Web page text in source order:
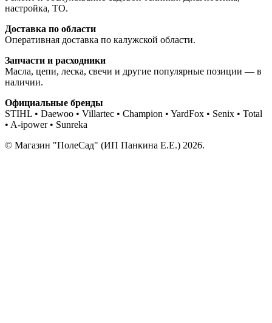
настройка, ТО.
Доставка по области
Оперативная доставка по калужской области.
Запчасти и расходники
Масла, цепи, леска, свечи и другие популярные позиции — в
наличии.
Официальные бренды
STIHL • Daewoo • Villartec • Champion • YardFox • Senix • Total
• A-ipower • Sunreka
© Магазин "ПолеСад" (ИП Панкина Е.Е.) 2026.